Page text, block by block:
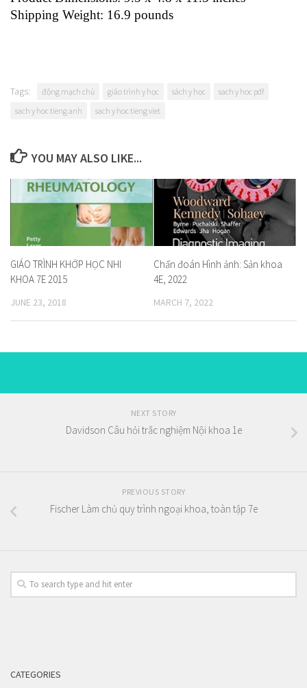
Shipping Weight: 16.9 pounds
Tags: động mạch chủ giáo trình y học sách y học
sach y hoc pdf
sach y hoc tieng anh
sach y hoc tieng viet
YOU MAY ALSO LIKE...
GIÁO TRÌNH KHỚP HỌC NHI
KHOA 7E 2015
JUNE 23, 2018
Chẩn đoán Hình ảnh: Sản khoa
4E, 2022
MARCH 7, 2022
NEXT STORY
Davidson Câu hỏi trắc nghiệm Nội khoa 1e
PREVIOUS STORY
Fischer Làm chủ quy trình ngoại khoa, toàn tập 7e
CATEGORIES